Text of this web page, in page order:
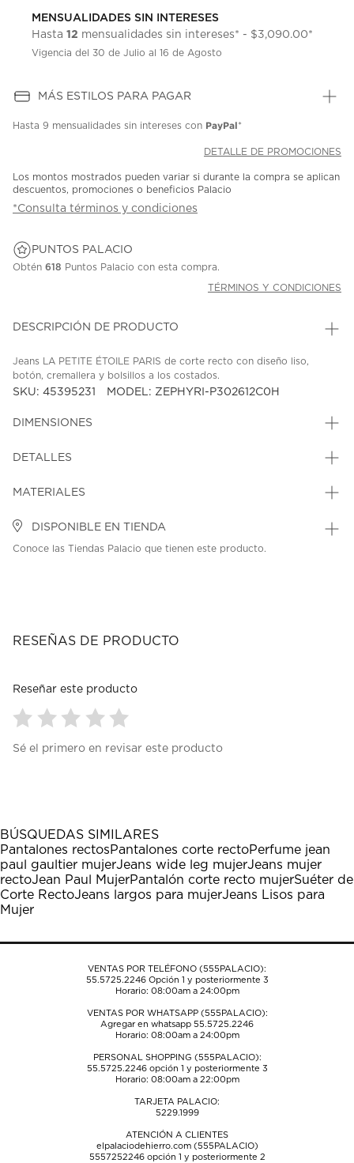
MENSUALIDADES SIN INTERESES
Hasta 12 mensualidades sin intereses* - $3,090.00*
Vigencia del 30 de Julio al 16 de Agosto
MÁS ESTILOS PARA PAGAR
Hasta 9 mensualidades sin intereses con PayPal*
DETALLE DE PROMOCIONES
Los montos mostrados pueden variar si durante la compra se aplican
descuentos, promociones o beneficios Palacio
*Consulta términos y condiciones
PUNTOS PALACIO
Obtén 618 Puntos Palacio con esta compra.
TÉRMINOS Y CONDICIONES
DESCRIPCIÓN DE PRODUCTO
Jeans LA PETITE ÉTOILE PARIS de corte recto con diseño liso,
botón, cremallera y bolsillos a los costados.
SKU: 45395231 MODEL: ZEPHYRI-P302612C0H
DIMENSIONES
DETALLES
MATERIALES
DISPONIBLE EN TIENDA
Conoce las Tiendas Palacio que tienen este producto.
RESEÑAS DE PRODUCTO
Reseñar este producto
para
1
estrella
Esta
acción
abrirá
el
formulario
envío.
para
estrellas.
Esta
acción
abrirá
el
envío.
para
estrellas.
Esta
acción
abrirá
el
envío.
para
estrellas.
Esta
acción
abrirá
el
envío.
para
estrellas.
Esta
acción
abrirá
el
envío.
Sé el primero en revisar este producto
BÚSQUEDAS SIMILARES
Pantalones rectosPantalones corte rectoPerfume jean
paul gaultier mujerJeans wide leg mujerJeans mujer
rectoJean Paul MujerPantalón corte recto mujerSuéter de
Corte RectoJeans largos para mujerJeans Lisos para
Mujer
VENTAS POR TELÉFONO (555PALACIO):
55.5725.2246Opción 1 y posteriormente 3
Horario: 08:00am a 24:00pm
VENTAS POR WHATSAPP (555PALACIO):
Agregar en whatsapp 55.5725.2246
Horario: 08:00am a 24:00pm
PERSONAL SHOPPING (555PALACIO):
55.5725.2246opción 1 y posteriormente 3
Horario: 08:00am a 22:00pm
TARJETA PALACIO:
5229.1999
ATENCIÓN A CLIENTES
elpalaciodehierro.com (555PALACIO)
5557252246opción 1 y posteriormente 2